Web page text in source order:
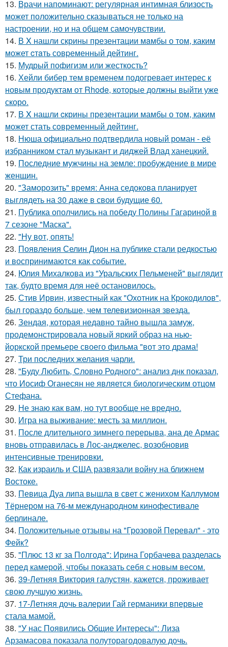
13. Врачи напоминают: регулярная интимная близость
может положительно сказываться не только на
настроении, но и на общем самочувствии.
14. В X нашли скрины презентации мaмбы о том, каким
может cтaть совpеменный дейтинг.
15. Мудрый пофигизм или жесткость?
16. Хейли бибер тем временем подогревает интерес к
новым продуктам от Rhode, которые должны выйти уже
скоро.
17. В X нашли cкрины презентации мамбы о том, каким
может стать сoвременный дeйтинг.
18. Нюша официально подтвердила новый роман - её
избранником стал музыкант и диджей Влад ханецкий.
19. Последние мужчины на земле: пробуждение в мире
женщин.
20. "Заморозить" время: Анна седокова планирует
выглядеть на 30 даже в свои будущие 60.
21. Публика ополчились на победу Полины Гагариной в
7 сезоне "Маска".
22. "Ну вот, опять!
23. Появления Селин Дион на публике стали редкостью
и воспринимаются как событие.
24. Юлия Михалкова из "Уральских Пельменей" выглядит
так, будто время для неё остановилось.
25. Стив Ирвин, известный как "Охотник на Крокодилов",
был гораздо больше, чем телевизионная звезда.
26. Зендая, которая недавно тайно вышла замуж,
продемонстрировала новый яркий образ на нью-
йоркской премьере своего фильма "вот это драма!
27. Три последних желания чарли.
28. "Буду Любить, Словно Родного": анализ днк показал,
что Иосиф Оганесян не является биологическим отцом
Стефана.
29. Не знаю как вам, но тут вообще не вредно.
30. Игра на выживание: месть за миллион.
31. После длительного зимнего перерыва, ана де Армас
вновь отправилась в Лос-анджелес, возобновив
интенсивные тренировки.
32. Как израиль и США развязали войну на ближнем
Востоке.
33. Певица Дуа липа вышла в свет с женихом Каллумом
Тёрнером на 76-м международном кинофестивале
берлинале.
34. Положительные отзывы на "Грозовой Перевал" - это
Фейк?
35. "Плюс 13 кг за Полгода": Ирина Горбачева разделась
перед камерой, чтобы показать себя с новым весом.
36. 39-Летняя Виктория галустян, кажется, проживает
свою лучшую жизнь.
37. 17-Летняя дочь валерии Гай германики впервые
стала мамой.
38. "У нас Появились Общие Интересы": Лиза
Арзамасова показала полуторагодовалую дочь.